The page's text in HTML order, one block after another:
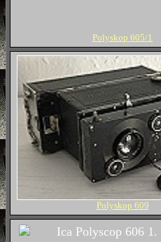
Polyskop 605/1
Polyskop 609